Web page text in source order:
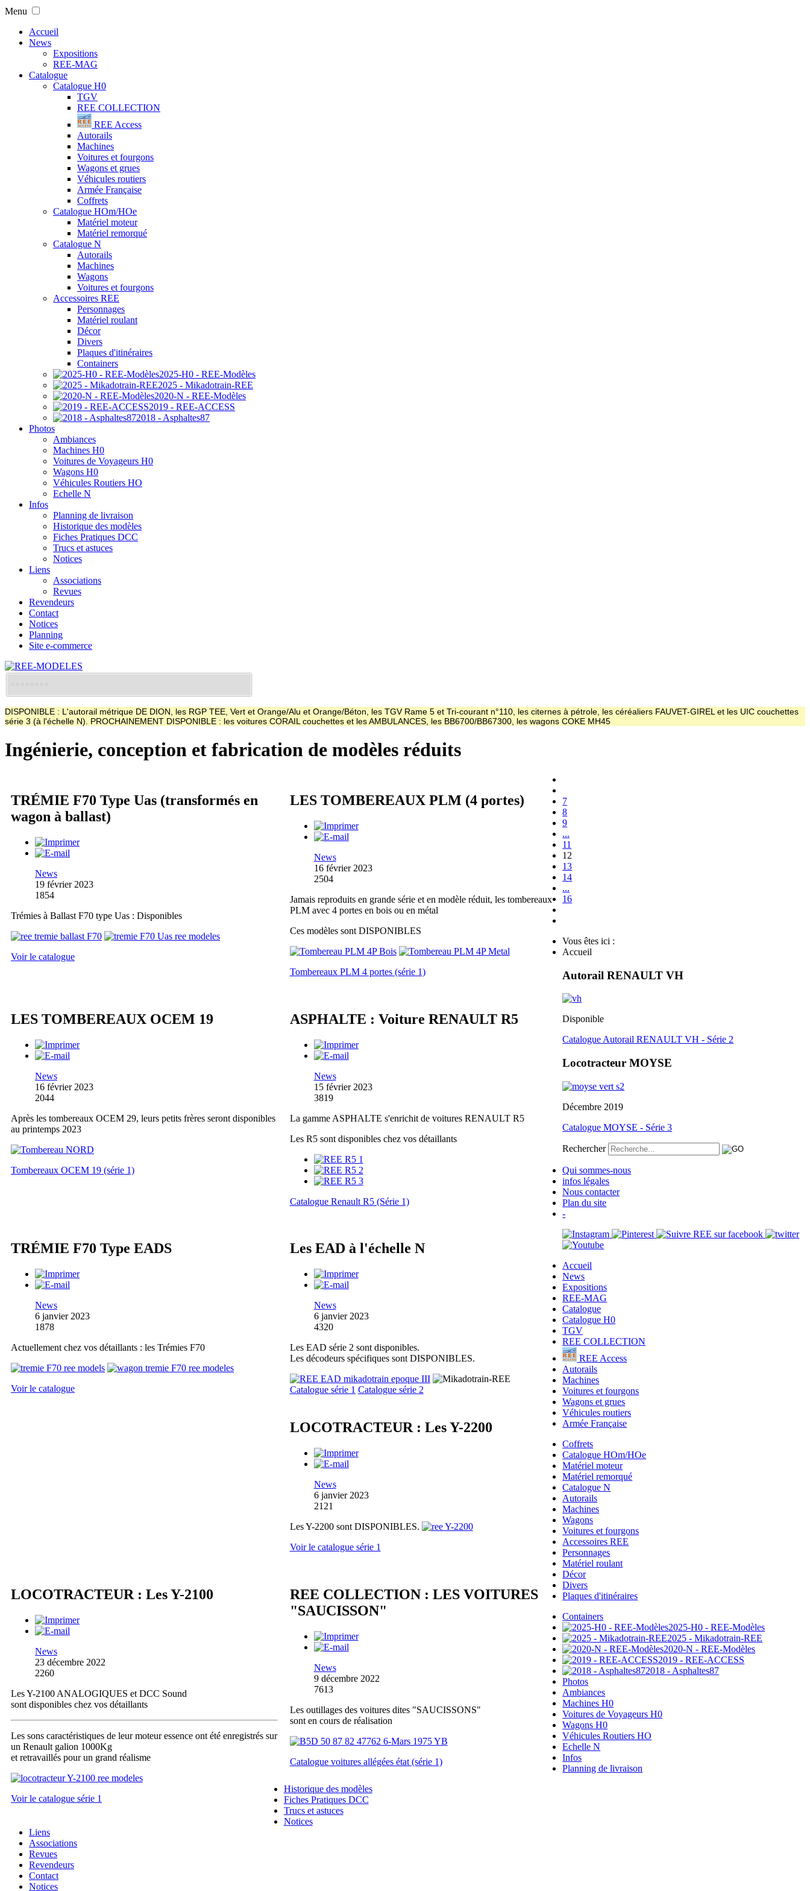
Menu
Accueil
News
Expositions
REE-MAG
Catalogue
Catalogue H0
TGV
REE COLLECTION
REE Access
Autorails
Machines
Voitures et fourgons
Wagons et grues
Véhicules routiers
Armée Française
Coffrets
Catalogue HOm/HOe
Matériel moteur
Matériel remorqué
Catalogue N
Autorails
Machines
Wagons
Voitures et fourgons
Accessoires REE
Personnages
Matériel roulant
Décor
Divers
Plaques d'itinéraires
Containers
2025-H0 - REE-Modèles
2025 - Mikadotrain-REE
2020-N - REE-Modèles
2019 - REE-ACCESS
2018 - Asphaltes87
Photos
Ambiances
Machines H0
Voitures de Voyageurs H0
Wagons H0
Véhicules Routiers HO
Echelle N
Infos
Planning de livraison
Historique des modèles
Fiches Pratiques DCC
Trucs et astuces
Notices
Liens
Associations
Revues
Revendeurs
Contact
Notices
Planning
Site e-commerce
DISPONIBLE : L'autorail métrique DE DION, les RGP TEE, Vert et Orange/Alu et Orange/Béton, les TGV Rame 5 et Tri-courant n°110, les citernes à pétrole, les céréaliers FAUVET-GIREL et les UIC couchettes
série 3 (à l'échelle N). PROCHAINEMENT DISPONIBLE : les voitures CORAIL couchettes et les AMBULANCES, les BB6700/BB67300, les wagons COKE MH45
Ingénierie, conception et fabrication de modèles réduits
TRÉMIE F70 Type Uas (transformés en
wagon à ballast)
News
19 février 2023
1854
Trémies à Ballast F70 type Uas : Disponibles
Voir le catalogue
LES TOMBEREAUX PLM (4 portes)
News
16 février 2023
2504
Jamais reproduits en grande série et en modèle réduit, les tombereaux
PLM avec 4 portes en bois ou en métal
Ces modèles sont DISPONIBLES
Tombereaux PLM 4 portes (série 1)
LES TOMBEREAUX OCEM 19
News
16 février 2023
2044
Après les tombereaux OCEM 29, leurs petits frères seront disponibles
au printemps 2023
Tombereaux OCEM 19 (série 1)
ASPHALTE : Voiture RENAULT R5
News
15 février 2023
3819
La gamme ASPHALTE s'enrichit de voitures RENAULT R5
Les R5 sont disponibles chez vos détaillants
Catalogue Renault R5 (Série 1)
TRÉMIE F70 Type EADS
News
6 janvier 2023
1878
Actuellement chez vos détaillants : les Trémies F70
Voir le catalogue
Les EAD à l'échelle N
News
6 janvier 2023
4320
Les EAD série 2 sont disponibles.
Les décodeurs spécifiques sont DISPONIBLES.
Catalogue série 1 Catalogue série 2
LOCOTRACTEUR : Les Y-2200
News
6 janvier 2023
2121
Les Y-2200 sont DISPONIBLES.
Voir le catalogue série 1
LOCOTRACTEUR : Les Y-2100
News
23 décembre 2022
2260
Les Y-2100 ANALOGIQUES et DCC Sound
sont disponibles chez vos détaillants
Les sons caractéristiques de leur moteur essence ont été enregistrés sur
un Renault galion 1000Kg
et retravaillés pour un grand réalisme
Voir le catalogue série 1
REE COLLECTION : LES VOITURES
"SAUCISSON"
News
9 décembre 2022
7613
Les outillages des voitures dites "SAUCISSONS"
sont en cours de réalisation
Catalogue voitures allégées état (série 1)
7
8
9
...
11
12
13
14
...
16
Vous êtes ici :
Accueil
Autorail RENAULT VH
Disponible
Catalogue Autorail RENAULT VH - Série 2
Locotracteur MOYSE
Décembre 2019
Catalogue MOYSE - Série 3
Rechercher
Qui sommes-nous
infos légales
Nous contacter
Plan du site
-
Accueil
News
Expositions
REE-MAG
Catalogue
Catalogue H0
TGV
REE COLLECTION
REE Access
Autorails
Machines
Voitures et fourgons
Wagons et grues
Véhicules routiers
Armée Française
Coffrets
Catalogue HOm/HOe
Matériel moteur
Matériel remorqué
Catalogue N
Autorails
Machines
Wagons
Voitures et fourgons
Accessoires REE
Personnages
Matériel roulant
Décor
Divers
Plaques d'itinéraires
Containers
2025-H0 - REE-Modèles
2025 - Mikadotrain-REE
2020-N - REE-Modèles
2019 - REE-ACCESS
2018 - Asphaltes87
Photos
Ambiances
Machines H0
Voitures de Voyageurs H0
Wagons H0
Véhicules Routiers HO
Echelle N
Infos
Planning de livraison
Historique des modèles
Fiches Pratiques DCC
Trucs et astuces
Notices
Liens
Associations
Revues
Revendeurs
Contact
Notices